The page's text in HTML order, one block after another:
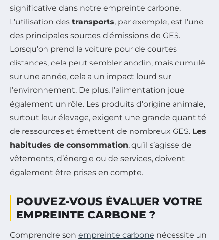
significative dans notre empreinte carbone.
L’utilisation des transports, par exemple, est l’une
des principales sources d’émissions de GES.
Lorsqu’on prend la voiture pour de courtes
distances, cela peut sembler anodin, mais cumulé
sur une année, cela a un impact lourd sur
l’environnement. De plus, l’alimentation joue
également un rôle. Les produits d’origine animale,
surtout leur élevage, exigent une grande quantité
de ressources et émettent de nombreux GES. Les
habitudes de consommation, qu’il s’agisse de
vêtements, d’énergie ou de services, doivent
également être prises en compte.
POUVEZ-VOUS ÉVALUER VOTRE
EMPREINTE CARBONE ?
Comprendre son empreinte carbone nécessite un